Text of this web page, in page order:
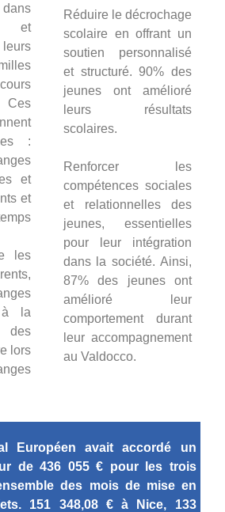
et
:
et
et
les
à la
des
lors
Réduire le décrochage
scolaire en offrant un
soutien personnalisé
et structuré. 90% des
jeunes ont amélioré
leurs résultats
scolaires.
Renforcer les
compétences sociales
et relationnelles des
jeunes, essentielles
pour leur intégration
dans la société. Ainsi,
87% des jeunes ont
amélioré leur
comportement durant
leur accompagnement
au Valdocco.
Européen avait accordé un
de 436 055 € pour les trois
des mois de mise en
151 348,08 € à Nice, 133